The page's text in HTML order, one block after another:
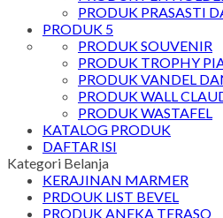
PRODUK PRASASTI
PRODUK 5
PRODUK SOUVENIR
PRODUK TROPHY
PRODUK VANDEL
PRODUK WALL
PRODUK WASTAFEL
KATALOG PRODUK
DAFTAR ISI
Kategori Belanja
KERAJINAN MARMER
PRDOUK LIST BEVEL
PRODUK ANEKA TERASO